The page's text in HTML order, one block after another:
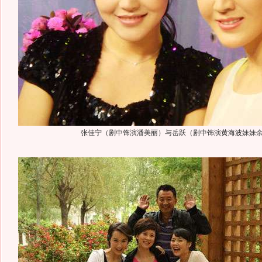
张佳宁（剧中饰演潘美丽）与岳跃（剧中饰演黄海波妹妹